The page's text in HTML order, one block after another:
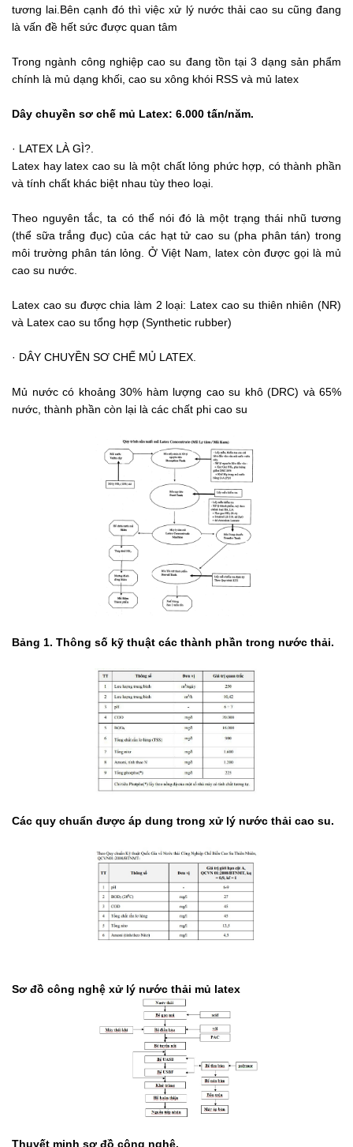
tương lai.Bên cạnh đó thì việc xử lý nước thải cao su cũng đang
là vấn đề hết sức được quan tâm
Trong ngành công nghiệp cao su đang tồn tại 3 dạng sản phẩm
chính là mủ dạng khối, cao su xông khói RSS và mủ latex
Dây chuyền sơ chế mủ Latex: 6.000 tấn/năm.
· LATEX LÀ GÌ?.
Latex hay latex cao su là một chất lỏng phức hợp, có thành phần
và tính chất khác biệt nhau tùy theo loại.
Theo nguyên tắc, ta có thể nói đó là một trạng thái nhũ tương
(thể sữa trắng đục) của các hạt tử cao su (pha phân tán) trong
môi trường phân tán lỏng. Ở Việt Nam, latex còn được gọi là mủ
cao su nước.
Latex cao su được chia làm 2 loại: Latex cao su thiên nhiên (NR)
và Latex cao su tổng hợp (Synthetic rubber)
· DÂY CHUYỀN SƠ CHẾ MỦ LATEX.
Mủ nước có khoảng 30% hàm lượng cao su khô (DRC) và 65%
nước, thành phần còn lại là các chất phi cao su
Bảng 1. Thông số kỹ thuật các thành phần trong nước thải.
Các quy chuẩn được áp dung trong xử lý nước thải cao su.
Sơ đồ công nghệ xử lý nước thải mủ latex
Thuyết minh sơ đồ công nghệ.